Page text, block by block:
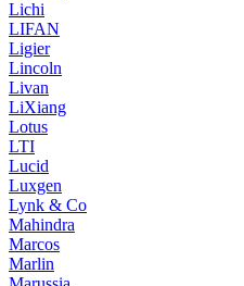
Lichi
LIFAN
Ligier
Lincoln
Livan
LiXiang
Lotus
LTI
Lucid
Luxgen
Lynk & Co
Mahindra
Marcos
Marlin